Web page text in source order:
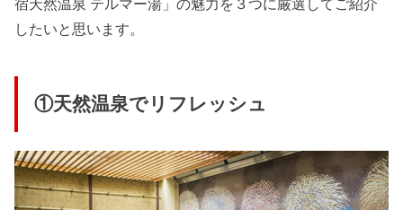
宿天然温泉 テルマー湯」の魅力を３つに厳選してご紹介
したいと思います。
①天然温泉でリフレッシュ